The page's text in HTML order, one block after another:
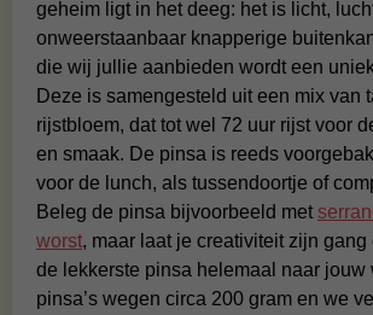
geheim ligt in het deeg: het is licht,
onweerstaanbaar knapperige
die wij jullie aanbieden wordt een
Deze is samengesteld uit een mix van
rijstbloem, dat tot wel 72 uur rijst voor
en smaak. De pinsa is reeds
voor de lunch, als tussendoortje of
Beleg de pinsa bijvoorbeeld met
worst, maar laat je creativiteit zijn
de lekkerste pinsa helemaal naar jouw
pinsa’s wegen circa 200 gram en we